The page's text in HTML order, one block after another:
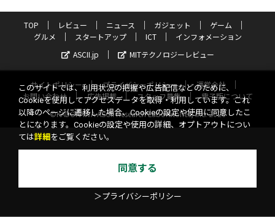
TOP レビュー ニュース ガジェット
ゲーム
グルメ
スタートアップ ICT
インフォメーション
ASCII.jp
MITテクノロジーレビュー
サイトポリシー プライバシーポリシー
運営会社
お問い合わせ
広告掲載 スタッフ募集
電子版について
©KADOKAWA ASCII Research Laboratories, Inc. 2026
このサイトでは、利用状況の把握や広告配信などのために、
Cookieを使用してアクセスデータを取得・利用しています。これ
以降のページに遷移した場合、Cookieの設定や使用に同意したこ
とになります。Cookieの設定や使用の詳細、オプトアウトについ
ては詳細 をご覧ください。
同意する
＞プライバシーポリシー